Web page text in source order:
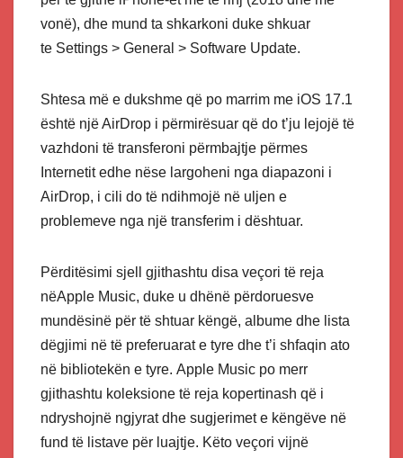
vonë), dhe mund ta shkarkoni duke shkuar
te Settings > General > Software Update.
Shtesa më e dukshme që po marrim me iOS 17.1
është një AirDrop i përmirësuar që do t’ju lejojë të
vazhdoni të transferoni përmbajtje përmes
Internetit edhe nëse largoheni nga diapazoni i
AirDrop, i cili do të ndihmojë në uljen e
problemeve nga një transferim i dështuar.
Përditësimi sjell gjithashtu disa veçori të reja
nëApple Music, duke u dhënë përdoruesve
mundësinë për të shtuar këngë, albume dhe lista
dëgjimi në të preferuarat e tyre dhe t’i shfaqin ato
në bibliotekën e tyre. Apple Music po merr
gjithashtu koleksione të reja kopertinash që i
ndryshojnë ngjyrat dhe sugjerimet e këngëve në
fund të listave për luajtje. Këto veçori vijnë